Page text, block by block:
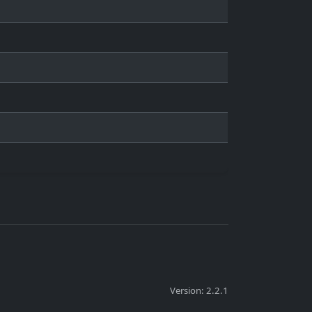
Version: 2.2.1